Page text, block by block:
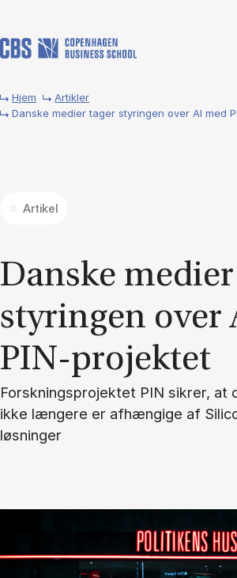
Hjem
Artikler
Danske medier tager styringen over AI med
Artikel
Dan­ske
sty­rin­gen over
PIN-pro­jek­tet
Forskningsprojektet PIN sikrer, at
ikke længere er afhængige af
løsninger